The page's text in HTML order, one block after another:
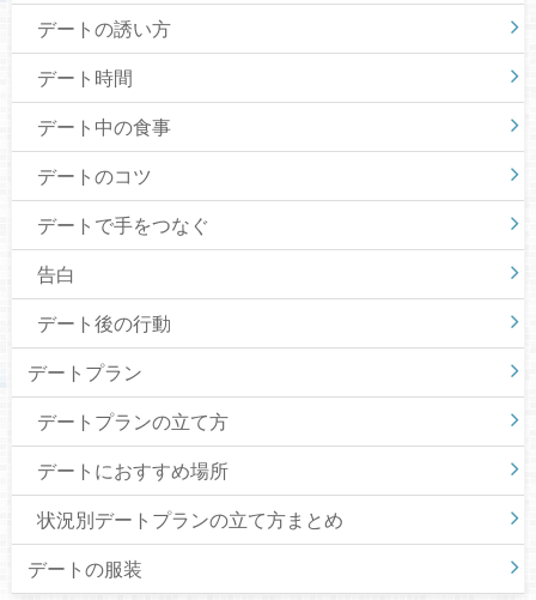
デートの誘い方
デート時間
デート中の食事
デートのコツ
デートで手をつなぐ
告白
デート後の行動
デートプラン
デートプランの立て方
デートにおすすめ場所
状況別デートプランの立て方まとめ
デートの服装